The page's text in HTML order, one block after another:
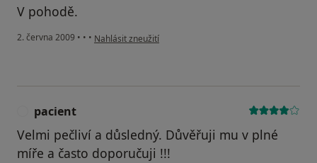
V pohodě.
2. června 2009 • • • podle názoru uživatele martin
Nahlásit zneužití
pacient
Velmi pečliví a důsledný. Důvěřuji mu v plné
míře a často doporučuji !!!